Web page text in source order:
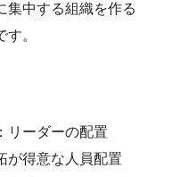
集中する組織を作る
。
リーダーの配置
が得意な人員配置